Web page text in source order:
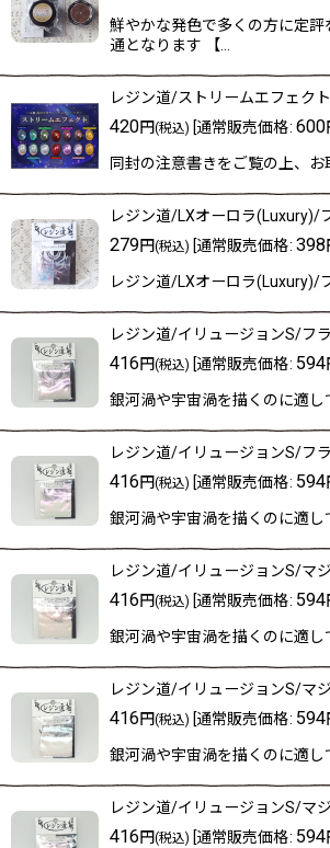
鮮やかな発色で多くの方に定
通となります 【…
レジン道/ストリームエフェクト
420円(税込) [通常販売価格: 600
同封の注意書きをご覧の上、
レジン道/LXオーロラ(Luxury)/
279円(税込) [通常販売価格: 398
レジン道/LXオーロラ(Luxury)/
レジン道/イリュージョンS/フ
416円(税込) [通常販売価格: 594
銀河渦や宇宙渦を描くのに適し
レジン道/イリュージョンS/フ
416円(税込) [通常販売価格: 594
銀河渦や宇宙渦を描くのに適し
レジン道/イリュージョンS/マ
416円(税込) [通常販売価格: 594
銀河渦や宇宙渦を描くのに適し
レジン道/イリュージョンS/マ
416円(税込) [通常販売価格: 594
銀河渦や宇宙渦を描くのに適し
レジン道/イリュージョンS/マ
416円(税込) [通常販売価格: 594